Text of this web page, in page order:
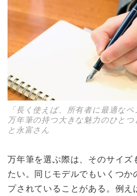
「長く使えば、所有者に最適な
万年筆の持つ大きな魅力のひとつ
と永富さん
万年筆を選ぶ際は、そのサイズ
たい。同じモデルでもいくつか
プされていることがある。例え